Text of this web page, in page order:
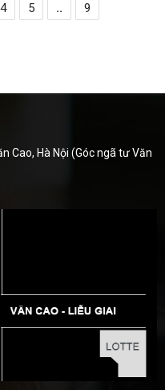
4 5 ..
9
Cao, Hà Nội (Góc ngã tư Văn